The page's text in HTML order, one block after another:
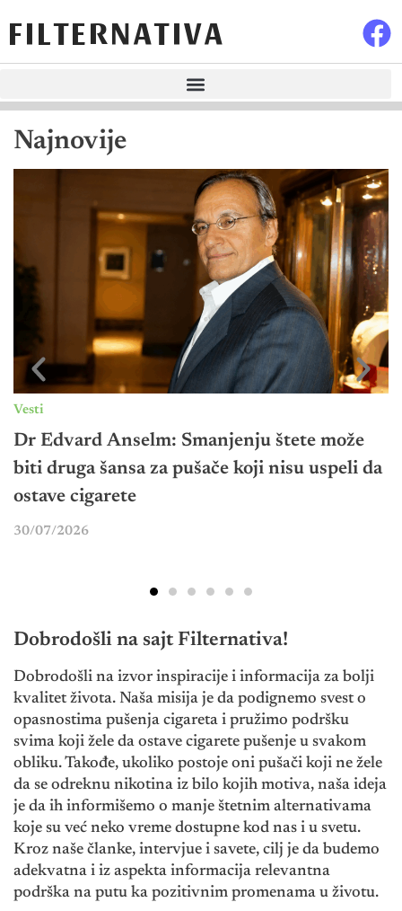
FILTERNATIVA
Najnovije
Edvard Anselm: Smanjenju štete može
druga šansa za pušače koji nisu uspeli da
cigarete
07/2026
Dobrodošli na sajt Filternativa!
Dobrodošli na izvor inspiracije i informacija za bolji
kvalitet života. Naša misija je da podignemo svest o
opasnostima pušenja cigareta i pružimo podršku
svima koji žele da ostave cigarete pušenje u svakom
obliku. Takođe, ukoliko postoje oni pušači koji ne žele
da se odreknu nikotina iz bilo kojih motiva, naša ideja
je da ih informišemo o manje štetnim alternativama
koje su već neko vreme dostupne kod nas i u svetu.
Kroz naše članke, intervjue i savete, cilj je da budemo
adekvatna i iz aspekta informacija relevantna
podrška na putu ka pozitivnim promenama u životu.